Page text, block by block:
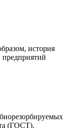
история
предприятий
(ГОСТ).